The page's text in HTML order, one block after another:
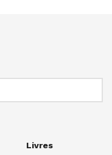
Livres